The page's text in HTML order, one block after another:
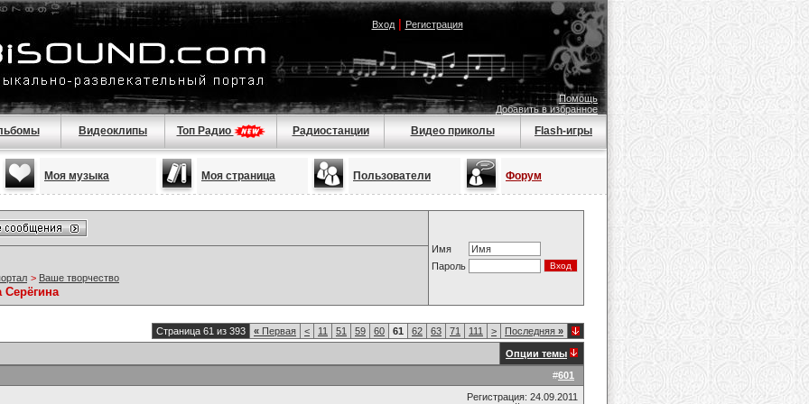
Вход| Регистрация
Помощь
Добавить в избранное
Видеоклипы Топ Радио Радиостанции Видео приколы Flash-игры
Моя музыка Моя страница Пользователи Форум
Имя
Пароль
> Ваше творчество
Серёгина
Страница 61 из 393 « Первая < 11 51 59 60 61 62 63 71 111 > Последняя »
Опции темы
#601
Регистрация: 24.09.2011